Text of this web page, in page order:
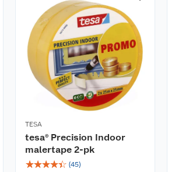
TESA
tesa® Precision Indoor
malertape 2-pk
☆☆☆☆☆ (45)